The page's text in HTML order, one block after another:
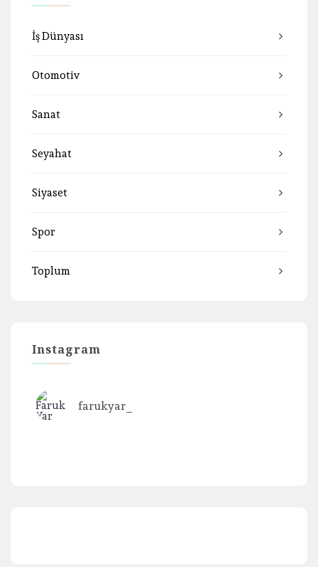
İş Dünyası
Otomotiv
Sanat
Seyahat
Siyaset
Spor
Toplum
Instagram
farukyar_